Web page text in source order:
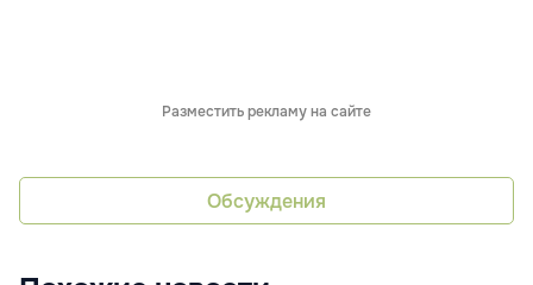
Разместить рекламу на сайте
Обсуждения